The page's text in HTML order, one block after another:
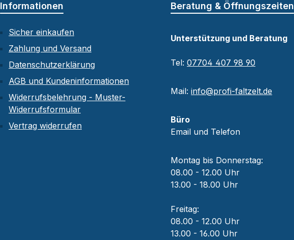
Beratung & Öffnungszeiten
Unterstützung und Beratung
Tel: 07704 407 98 90
Mail: info@profi-faltzelt.de
Büro
Email und Telefon
Montag bis Donnerstag:
08.00 - 12.00 Uhr
13.00 - 18.00 Uhr
Freitag:
08.00 - 12.00 Uhr
13.00 - 16.00 Uhr
Informationen
Sicher einkaufen
Zahlung und Versand
Datenschutzerklärung
AGB und Kundeninformationen
Widerrufsbelehrung - Muster-
Widerrufsformular
Vertrag widerrufen